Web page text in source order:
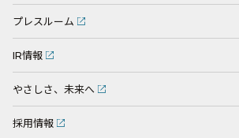
プレスルーム
IR情報
やさしさ、未来へ
採用情報